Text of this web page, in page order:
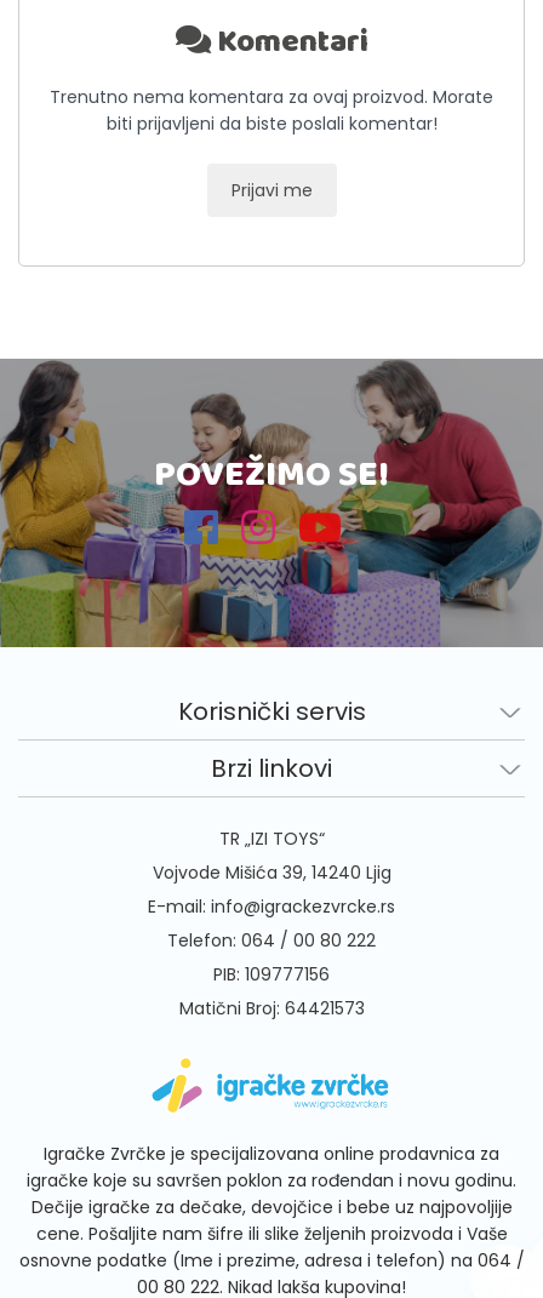
Komentari
Trenutno nema komentara za ovaj proizvod. Morate
biti prijavljeni da biste poslali komentar!
Prijavi me
POVEŽIMO SE!
Korisnički servis
Brzi linkovi
TR „IZI TOYS“
Vojvode Mišića 39, 14240 Ljig
E-mail: info@igrackezvrcke.rs
Telefon: 064 / 00 80 222
PIB: 109777156
Matični Broj: 64421573
Igračke Zvrčke je specijalizovana online prodavnica za
igračke koje su savršen poklon za rođendan i novu godinu.
Dečije igračke za dečake, devojčice i bebe uz najpovoljije
cene. Pošaljite nam šifre ili slike željenih proizvoda i Vaše
osnovne podatke (Ime i prezime, adresa i telefon) na 064 /
00 80 222. Nikad lakša kupovina!